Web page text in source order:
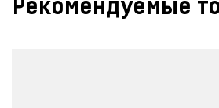
Рекомендуемые